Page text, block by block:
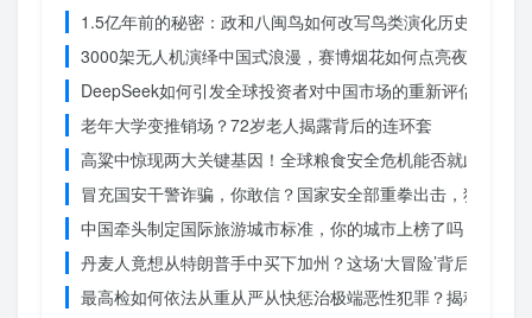
1.5亿年前的秘密：政和八闽鸟如何改写鸟类演化历史？
3000架无人机演绎中国式浪漫，赛博烟花如何点亮夜空？
DeepSeek如何引发全球投资者对中国市场的重新评估？
老年大学变推销场？72岁老人揭露背后的连环套
高粱中惊现两大关键基因！全球粮食安全危机能否就此终结？
冒充国安干警诈骗，你敢信？国家安全部重拳出击，犯罪团
中国牵头制定国际旅游城市标准，你的城市上榜了吗？
丹麦人竟想从特朗普手中买下加州？这场‘大冒险’背后藏着什
最高检如何依法从重从严从快惩治极端恶性犯罪？揭秘重大